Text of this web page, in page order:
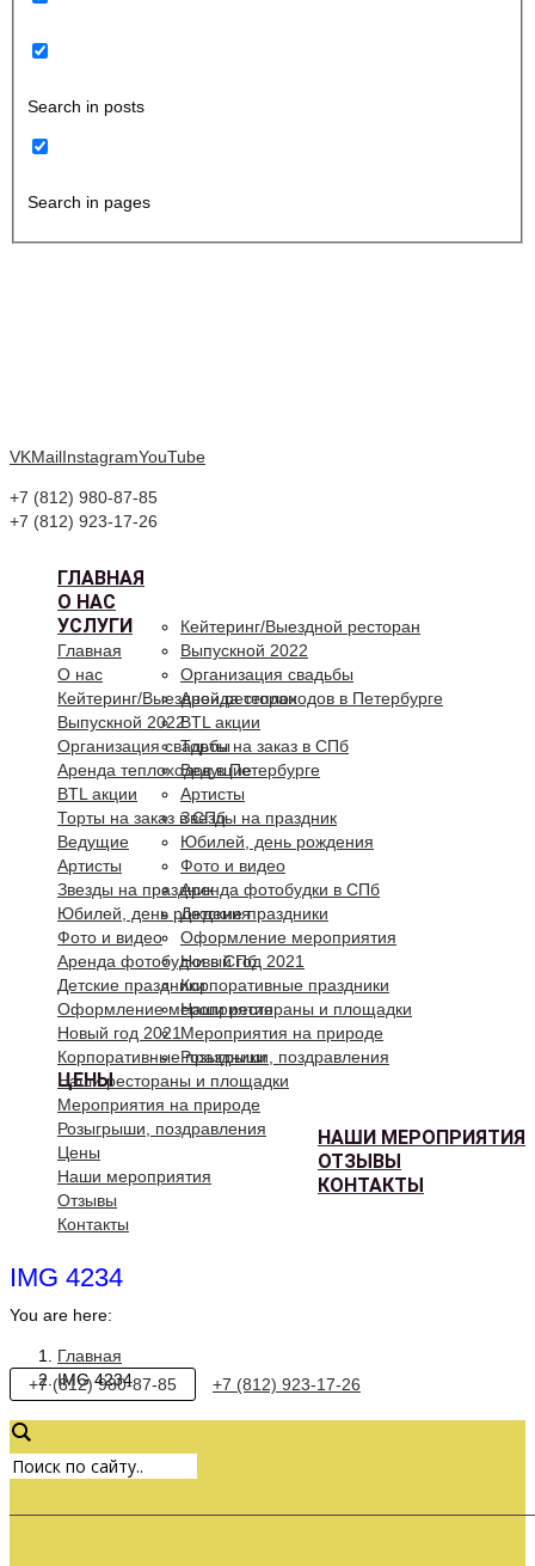
Search in posts
Search in pages
VKMailInstagramYouTube
+7 (812) 980-87-85
+7 (812) 923-17-26
ГЛАВНАЯ
О НАС
УСЛУГИ
Кейтеринг/Выездной ресторан
Выпускной 2022
Организация свадьбы
Аренда теплоходов в Петербурге
BTL акции
Торты на заказ в СПб
Ведущие
Артисты
Звезды на праздник
Юбилей, день рождения
Фото и видео
Аренда фотобудки в СПб
Детские праздники
Оформление мероприятия
Новый год 2021
Корпоративные праздники
Наши рестораны и площадки
Мероприятия на природе
Розыгрыши, поздравления
ЦЕНЫ
НАШИ МЕРОПРИЯТИЯ
ОТЗЫВЫ
КОНТАКТЫ
Главная
О нас
Кейтеринг/Выездной ресторан
Выпускной 2022
Организация свадьбы
Аренда теплоходов в Петербурге
BTL акции
Торты на заказ в СПб
Ведущие
Артисты
Звезды на праздник
Юбилей, день рождения
Фото и видео
Аренда фотобудки в СПб
Детские праздники
Оформление мероприятия
Новый год 2021
Корпоративные праздники
Наши рестораны и площадки
Мероприятия на природе
Розыгрыши, поздравления
Цены
Наши мероприятия
Отзывы
Контакты
IMG 4234
You are here:
Главная
IMG 4234
+7 (812) 980-87-85 +7 (812) 923-17-26